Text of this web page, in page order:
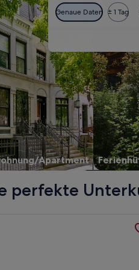
Genaue Daten ± 1 Tag
Apartment
perfekte